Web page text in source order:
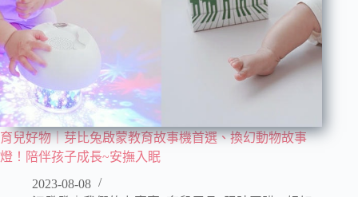
育兒好物｜芽比兔啟蒙教育故事機首選、換幻動物故事
燈！陪伴孩子成長~安撫入眠
2023-08-08